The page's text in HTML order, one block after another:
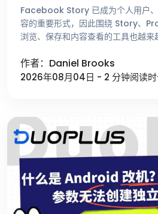
Facebook Story 已成为个人用户
容的重要形式，因此围绕 Story、
浏览、保存和内容查看的工具也越来
作者：Daniel Brooks
2026年08月04日 - 2 分钟阅读